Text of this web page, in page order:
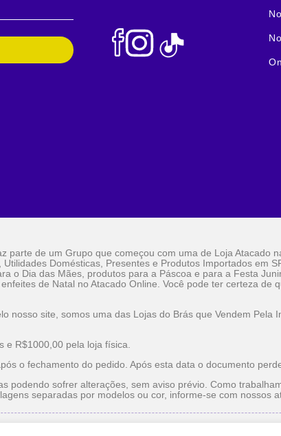
parte de um Grupo que começou com uma de Loja
Domésticas, Presentes e Produtos Importados em
o Dia das Mães, produtos para a Páscoa e para a Festa
de Natal no Atacado Online. Você pode ter certeza
nosso site, somos uma das Lojas do Brás que Vendem
e R$1000,00 pela loja física.
o fechamento do pedido. Após esta data o documento
podendo sofrer alterações, sem aviso prévio. Como
separadas por modelos ou cor, informe-se com nossos